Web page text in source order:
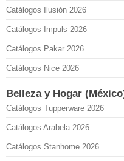
Catálogos Ilusión 2026
Catálogos Impuls 2026
Catálogos Pakar 2026
Catálogos Nice 2026
Belleza y Hogar
Catálogos Tupperware 2026
Catálogos Arabela 2026
Catálogos Stanhome 2026